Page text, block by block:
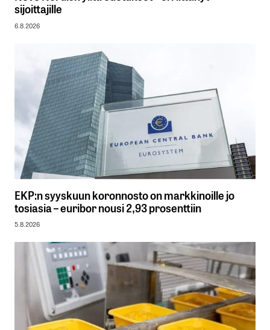
sijoittajille
6.8.2026
EKP:n syyskuun koronnosto on markkinoille jo
tosiasia – euribor nousi 2,93 prosenttiin
5.8.2026